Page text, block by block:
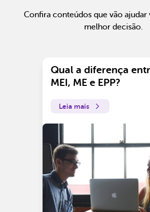
Confira conteúdos que vão ajudar
melhor decisão.
Qual a diferença
MEI, ME e EPP?
Leia mais